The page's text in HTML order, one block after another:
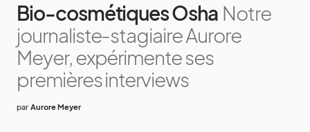
Bio-cosmétiques Osha Notre
journaliste-stagiaire Aurore
Meyer, expérimente ses
premières interviews
par Aurore Meyer